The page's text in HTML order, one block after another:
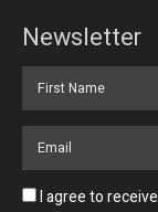
Newsletter
I agree to